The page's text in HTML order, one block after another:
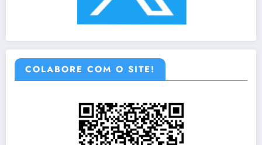
COLABORE COM O SITE!